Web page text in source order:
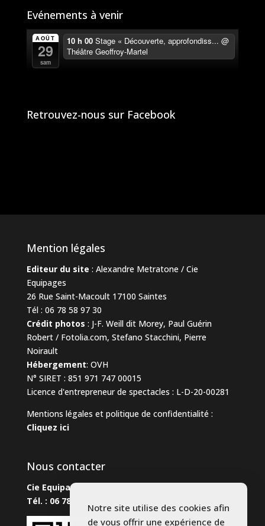
Evénements à venir
AOÛT
29
sam
10 h 00Stage « Découverte, approfondiss...@
Théâtre Geoffroy-Martel
Retrouvez-nous sur Facebook
Mention légales
Editeur du site : Alexandre Metratone / Cie
Equipages
26 Rue Saint-Macoult 17100 Saintes
Tél : 06 78 58 97 30
Crédit photos : J-F. Weill dit Morey, Paul Guérin
Robert / Fotolia.com, Stefano Stacchini, Pierre
Noirault
Hébergement: OVH
N° SIRET : 851 971 747 00015
Licence d'entrepreneur de spectacles : L-D-20-00281
Mentions légales et politique de confidentialité :
Cliquez ici
Nous contacter
Cie Equipages
Tél. : 06 78 58 97 30
Notre site utilise des cookies afin
de vous offrir une expérience de